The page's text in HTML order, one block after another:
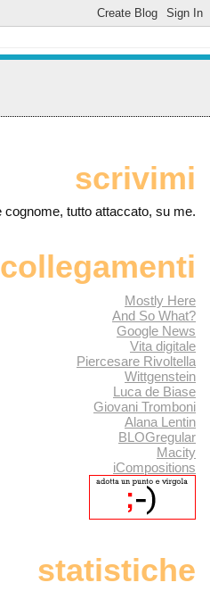
scrivimi
cognome, tutto attaccato, su me.
collegamenti
Mostly Here
And So What?
Google News
Vita digitale
Piercesare Rivoltella
Wittgenstein
Luca de Biase
Giovani Tromboni
Alana Lentin
BLOGregular
Macity
iCompositions
statistiche